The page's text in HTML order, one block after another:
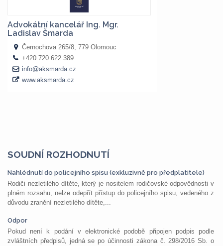
SOUDNÍ ROZHODNUTÍ
Nahlédnutí do policejního spisu (exkluzivně pro předplatitele)
Rodiči nezletilého dítěte, který je nositelem rodičovské odpovědnosti v
plném rozsahu, nelze odepřít přístup do policejního spisu, vedeného z
důvodu zranění nezletilého dítěte,...
Odpor
Pokud není k podání v elektronické podobě připojen podpis podle
zvláštních předpisů, jedná se po účinnosti zákona č. 298/2016 Sb. o